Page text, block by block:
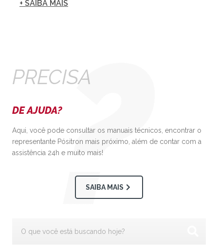
+ SAIBA MAIS
PRECISA
DE AJUDA?
Aqui, você pode consultar os manuais técnicos, encontrar o
representante Pósitron mais próximo, além de contar com a
assistência 24h e muito mais!
SAIBA MAIS